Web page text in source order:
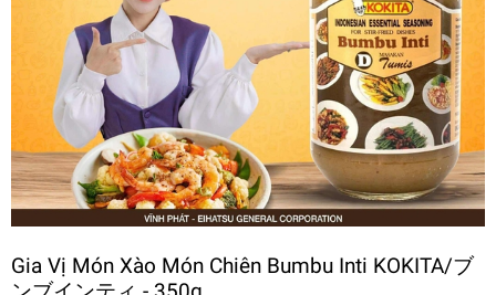
Gia Vị Món Xào Món Chiên Bumbu Inti KOKITA/ブ